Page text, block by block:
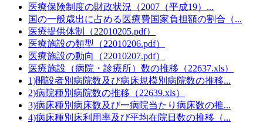
医療保険制度の財政状況（2007（平成19）...
国の一般歳出に占める医療費国家負担額の割合（...
医療提供体制（22010205.pdf）
医療施設の類型（22010206.pdf）
医療施設の動向（22010207.pdf）
医療施設（病院・診療所）数の推移（22637.xls）
1)開設者別病院数及び病床規模別病院数の推移...
2)病院種別病院数の推移（22639.xls）
3)病床種別病床数及び一病院当たり病床数の推...
4)病床種別床利用率及び平均在院日数の推移（...